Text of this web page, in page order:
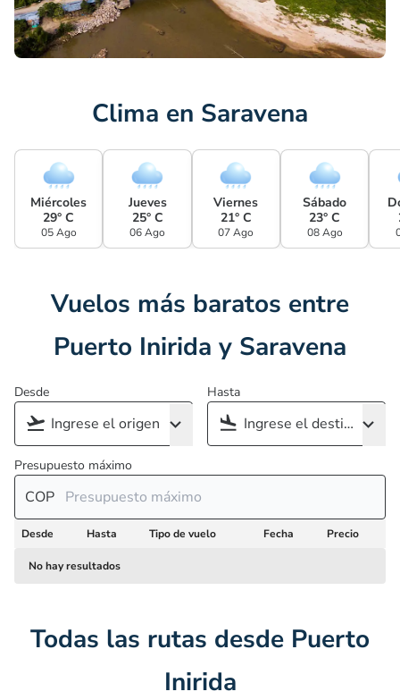
Clima en Saravena
Miércoles
29° C
05 Ago
Jueves
25° C
06 Ago
Viernes
21° C
07 Ago
Sábado
23° C
08 Ago
Vuelos más baratos entre
Puerto Inirida y Saravena
Desde Hasta
Presupuesto máximo
COP
Desde Hasta Tipo de vuelo Fecha Precio
No hay resultados
Todas las rutas desde Puerto
Inirida